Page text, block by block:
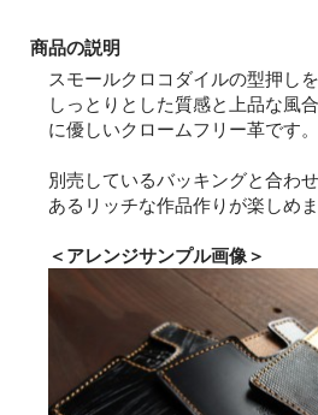
商品の説明
スモールクロコダイルの型押し
しっとりとした質感と上品な風
に優しいクロームフリー革です。
別売しているバッキングと合わ
あるリッチな作品作りが楽しめま
＜アレンジサンプル画像＞